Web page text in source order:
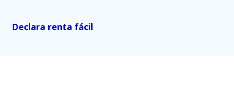
Declara renta fácil